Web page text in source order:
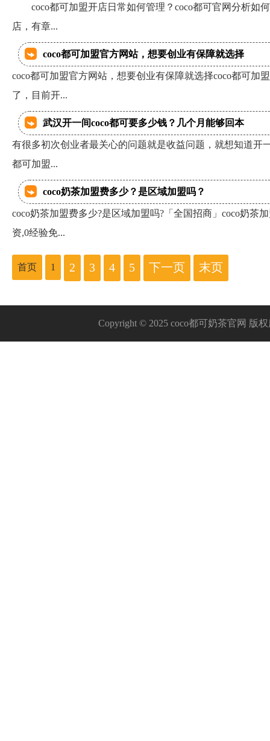
coco都可加盟开店日常如何管理？coco都可官网分析如
店，有章...
coco都可加盟官方网站，想要创业有保障就选择
coco都可加盟官方网站，想要创业有保障就选择coco都可加
了，目前开...
武汉开一间coco都可要多少钱？几个月能够回本
有很多初次创业者最关心的问题就是收益问题，就想知道开
都可加盟...
coco奶茶加盟费多少？是区域加盟吗？
coco奶茶加盟费多少?是区域加盟吗?「全国招商」coco奶茶
资,0经验免...
首页 1 2 3 4 5 下一页 末页
Copyright © 2025 coco都可奶茶官网 版